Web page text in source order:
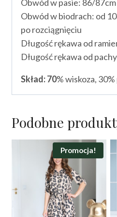
Obwód w pasie: 86/87cm
Obwód w biodrach: od
po rozciągnięciu
Długość rękawa od
Długość rękawa od
Skład: 70% wiskoza,
Podobne
Promocja!